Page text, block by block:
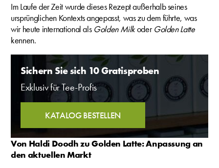
Im Laufe der Zeit wurde dieses Rezept außerhalb seines
ursprünglichen Kontexts angepasst, was zu dem führte, was
wir heute international als Golden MilkoderGolden Latte
kennen.
Sichern Sie sich 10 Gratisproben
Exklusiv für Tee-Profis
KATALOG BESTELLEN
Von Haldi Doodh zu Golden Latte: Anpassung an
den aktuellen Markt